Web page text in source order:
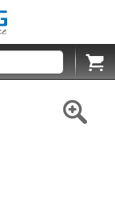
Cart